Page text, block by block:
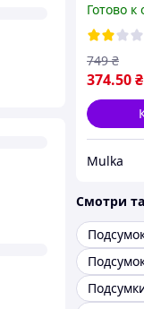
военные
47, ак 74
Готово к
374.50₴
749 ₴
Mulka
Смотри